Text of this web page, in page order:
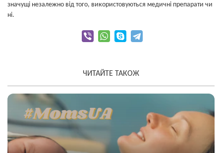
значущі незалежно від того, використовуються медичні препарати чи
ні.
ЧИТАЙТЕ ТАКОЖ